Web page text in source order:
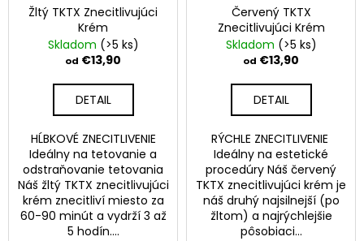
Žltý TKTX Znecitlivujúci
Krém
Skladom (>5 ks)
od €13,90
DETAIL
HĹBKOVÉ ZNECITLIVENIE
Ideálny na tetovanie a
odstraňovanie tetovania
Náš žltý TKTX znecitlivujúci
krém znecitliví miesto za
60-90 minút a vydrží 3 až
5 hodín....
Červený TKTX
Znecitlivujúci Krém
Skladom (>5 ks)
od €13,90
DETAIL
RÝCHLE ZNECITLIVENIE
Ideálny na estetické
procedúry Náš červený
TKTX znecitlivujúci krém je
náš druhý najsilnejší (po
žltom) a najrýchlejšie
pôsobiaci...